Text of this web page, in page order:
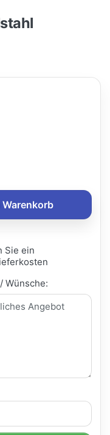
price paid by
Warenkorb
Sie ein
Wünsche: